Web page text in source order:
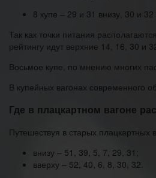
8 купе – 29 и 31 внизу, 30 и 32
Так как точки питания
рейтингу идут верхние 14, 16, 30 и
Восьмое купе, по мнению многих
В купейных вагонах современного
Где в плацкартном вагоне
Путешествуя в старых
внизу – 51, 39, 5, 7, 29, 31;
вверху – 52, 40, 6, 8, 30, 32.